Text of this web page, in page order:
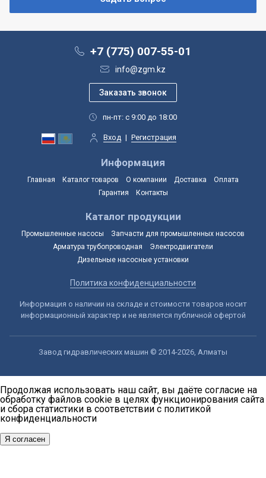
+7 (775) 007-55-01
info@zgm.kz
пн-пт: с 9:00 до 18:00
Вход | Регистрация
Информация
Главная Каталог товаров О компании Доставка
Оплата
Гарантия
Контакты
Каталог продукции
Промышленные насосы
Запчасти для промышленных насосов
Арматура трубопроводная
Электродвигатели
Дизельные насосные установки
Политика конфиденциальности
Информация о наличии на складе и стоимости товаров носит
информационный характер и не является публичной офертой
Завод гидравлических машин © 2014-2026, Алматы
Продолжая использовать наш сайт, вы даёте согласие на
обработку файлов cookie в целях функционирования сайта
и сбора статистики в соответствии с политикой
конфиденциальности
Я согласен